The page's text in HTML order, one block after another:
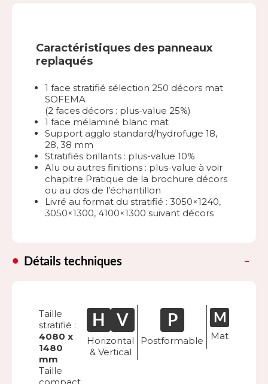
Caractéristiques des panneaux
replaqués
1 face stratifié sélection 250 décors mat
SOFEMA
(2 faces décors : plus-value 25%)
1 face mélaminé blanc mat
Support agglo standard/hydrofuge 18,
28, 38 mm
Stratifiés brillants : plus-value 10%
Alu ou autres finitions : plus-value à voir
chapitre Pratique de la brochure décors
ou au dos de l’échantillon
Livré au format du stratifié : 3050×1240,
3050×1300, 4100×1300 suivant décors
Détails techniques
Taille
stratifié :
4080 x
1480
mm
Taille
Horizontal
& Vertical
Postformable Mat